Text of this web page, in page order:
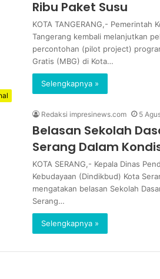
Ribu Paket Susu
KOTA TANGERANG,- Pemerintah
Tangerang kembali melanjutkan
percontohan (pilot project)
Gratis (MBG) di Kota…
Selengkapnya »
Redaksi impresinews.com 5
Belasan Sekolah
Serang Dalam
KOTA SERANG,- Kepala Dinas
Kebudayaan (Dindikbud) Kota
mengatakan belasan Sekolah
Serang…
Selengkapnya »